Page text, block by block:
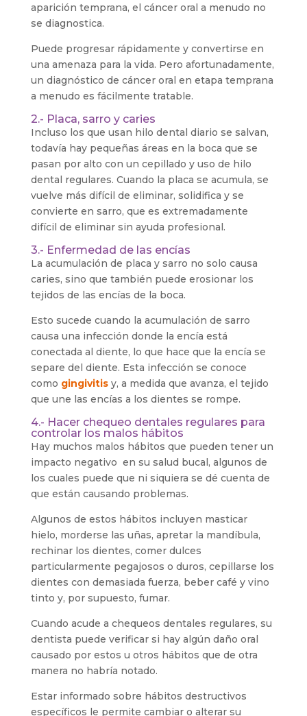
aparición temprana, el cáncer oral a menudo no
se diagnostica.
Puede progresar rápidamente y convertirse en
una amenaza para la vida. Pero afortunadamente,
un diagnóstico de cáncer oral en etapa temprana
a menudo es fácilmente tratable.
2.- Placa, sarro y caries
Incluso los que usan hilo dental diario se salvan,
todavía hay pequeñas áreas en la boca que se
pasan por alto con un cepillado y uso de hilo
dental regulares. Cuando la placa se acumula, se
vuelve más difícil de eliminar, solidifica y se
convierte en sarro, que es extremadamente
difícil de eliminar sin ayuda profesional.
3.- Enfermedad de las encías
La acumulación de placa y sarro no solo causa
caries, sino que también puede erosionar los
tejidos de las encías de la boca.
Esto sucede cuando la acumulación de sarro
causa una infección donde la encía está
conectada al diente, lo que hace que la encía se
separe del diente. Esta infección se conoce
como gingivitis y, a medida que avanza, el tejido
que une las encías a los dientes se rompe.
4.- Hacer chequeo dentales regulares para
controlar los malos hábitos
Hay muchos malos hábitos que pueden tener un
impacto negativo en su salud bucal, algunos de
los cuales puede que ni siquiera se dé cuenta de
que están causando problemas.
Algunos de estos hábitos incluyen masticar
hielo, morderse las uñas, apretar la mandíbula,
rechinar los dientes, comer dulces
particularmente pegajosos o duros, cepillarse los
dientes con demasiada fuerza, beber café y vino
tinto y, por supuesto, fumar.
Cuando acude a chequeos dentales regulares, su
dentista puede verificar si hay algún daño oral
causado por estos u otros hábitos que de otra
manera no habría notado.
Estar informado sobre hábitos destructivos
específicos le permite cambiar o alterar su